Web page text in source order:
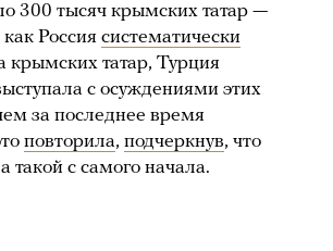
300 тысяч крымских татар —
Россия систематически
крымских татар, Турция
с осуждениями этих
за последнее время
повторила, подчеркнув, что
такой с самого начала.